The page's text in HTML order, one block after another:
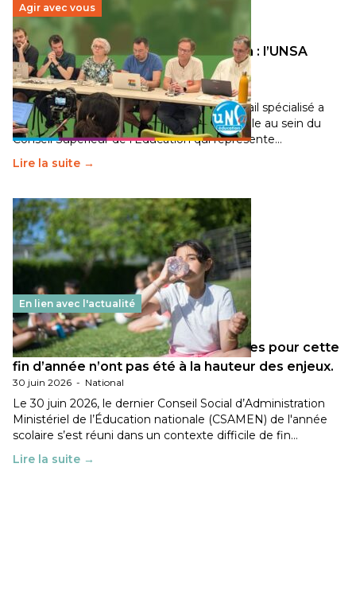
Agir avec vous
Transition écologique de l’éducation : l’UNSA
Éducation fait bouger les lignes
30 juin 2026-National
Pendant plusieurs mois, un groupe de travail spécialisé a
travaillé sur la transition écologique de l’Ecole au sein du
Conseil Supérieur de l’Éducation qui représente…
Lire la suite →
En lien avec l'actualité
Les décisions ministérielles attendues pour cette
fin d’année n’ont pas été à la hauteur des enjeux.
30 juin 2026 - National
Le 30 juin 2026, le dernier Conseil Social d’Administration
Ministériel de l’Éducation nationale (CSAMEN) de l'année
scolaire s’est réuni dans un contexte difficile de fin…
Lire la suite →